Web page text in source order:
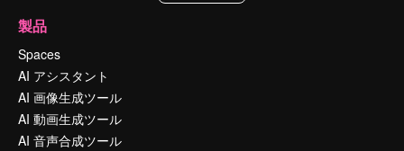
製品
Spaces
AI アシスタント
AI 画像生成ツール
AI 動画生成ツール
AI 音声合成ツール